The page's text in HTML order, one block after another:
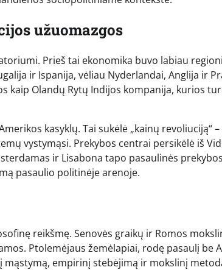
užuomazgos
Prieš tai ekonomika buvo labiau
ir Ispanija, vėliau Nyderlandai, Anglija ir
kaip Olandų Rytų Indijos kompanija, kurios
kasyklų. Tai sukėlė „kainų revoliuciją“
vystymąsi. Prekybos centrai persikėlė iš
ir Lisabona tapo pasaulinės
pasaulio politinėje arenoje.
reikšmę. Senovės graikų ir Romos
Ptolemėjaus žemėlapiai, rodę pasaulį be
empirinį stebėjimą ir mokslinį